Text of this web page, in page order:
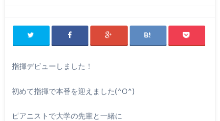
指揮デビューしました！
初めて指揮で本番を迎えました(^O^)
ピアニストで大学の先輩と一緒に